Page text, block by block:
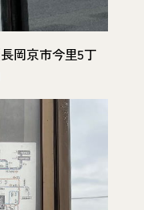
岡京市今里5丁